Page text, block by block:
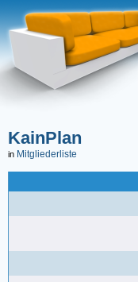
KainPlan
in Mitgliederliste